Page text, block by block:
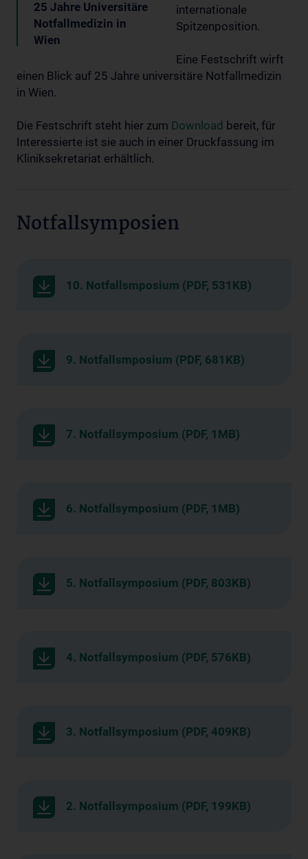
25 Jahre Universitäre
Notfallmedizin in
Wien
internationale
Spitzenposition.
Eine Festschrift wirft
einen Blick auf 25 Jahre universitäre Notfallmedizin
in Wien.
Die Festschrift steht hier zum Download bereit, für
Interessierte ist sie auch in einer Druckfassung im
Kliniksekretariat erhältlich.
Notfallsymposien
10. Notfallsmposium (PDF, 531KB)
9. Notfallsmposium (PDF, 681KB)
7. Notfallsymposium (PDF, 1MB)
6. Notfallsymposium (PDF, 1MB)
5. Notfallsymposium (PDF, 803KB)
4. Notfallsymposium (PDF, 576KB)
3. Notfallsymposium (PDF, 409KB)
2. Notfallsymposium (PDF, 199KB)